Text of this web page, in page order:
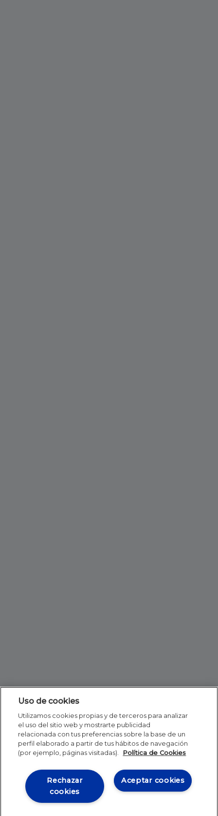
Uso de cookies
Utilizamos cookies propias y de terceros para analizar
el uso del sitio web y mostrarte publicidad
relacionada con tus preferencias sobre la base de un
perfil elaborado a partir de tus hábitos de navegación
(por ejemplo, páginas visitadas).
Política de Cookies
Aceptar cookies
Rechazar
cookies